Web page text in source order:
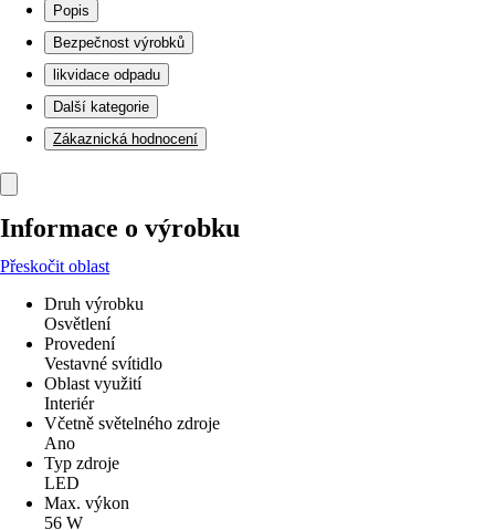
Popis
Bezpečnost výrobků
likvidace odpadu
Další kategorie
Zákaznická hodnocení
Informace o výrobku
Přeskočit oblast
Druh výrobku
Osvětlení
Provedení
Vestavné svítidlo
Oblast využití
Interiér
Včetně světelného zdroje
Ano
Typ zdroje
LED
Max. výkon
56 W